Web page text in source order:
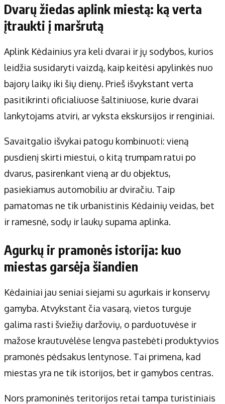
Dvarų žiedas aplink miestą: ką verta
įtraukti į maršrutą
Aplink Kėdainius yra keli dvarai ir jų sodybos, kurios
leidžia susidaryti vaizdą, kaip keitėsi apylinkės nuo
bajorų laikų iki šių dienų. Prieš išvykstant verta
pasitikrinti oficialiuose šaltiniuose, kurie dvarai
lankytojams atviri, ar vyksta ekskursijos ir renginiai.
Savaitgalio išvykai patogu kombinuoti: vieną
pusdienį skirti miestui, o kitą trumpam ratui po
dvarus, pasirenkant vieną ar du objektus,
pasiekiamus automobiliu ar dviračiu. Taip
pamatomas ne tik urbanistinis Kėdainių veidas, bet
ir ramesnė, sodų ir laukų supama aplinka.
Agurkų ir pramonės istorija: kuo
miestas garsėja šiandien
Kėdainiai jau seniai siejami su agurkais ir konservų
gamyba. Atvykstant čia vasarą, vietos turguje
galima rasti šviežių daržovių, o parduotuvėse ir
mažose krautuvėlėse lengva pastebėti produktyvios
pramonės pėdsakus lentynose. Tai primena, kad
miestas yra ne tik istorijos, bet ir gamybos centras.
Nors pramoninės teritorijos retai tampa turistiniais